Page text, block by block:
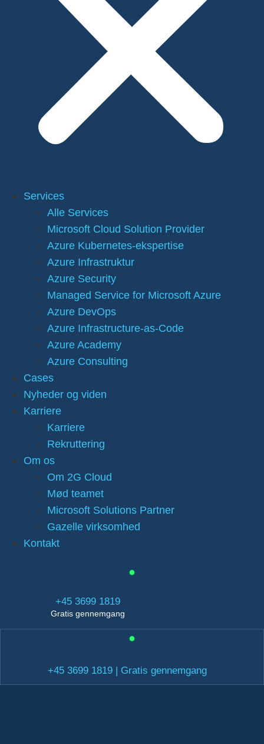
Services
Alle Services
Microsoft Cloud Solution Provider
Azure Kubernetes-ekspertise
Azure Infrastruktur
Azure Security
Managed Service for Microsoft Azure
Azure DevOps
Azure Infrastructure-as-Code
Azure Academy
Azure Consulting
Cases
Nyheder og viden
Karriere
Karriere
Rekruttering
Om os
Om 2G Cloud
Mød teamet
Microsoft Solutions Partner
Gazelle virksomhed
Kontakt
+45 3699 1819
Gratis gennemgang
+45 3699 1819 | Gratis gennemgang